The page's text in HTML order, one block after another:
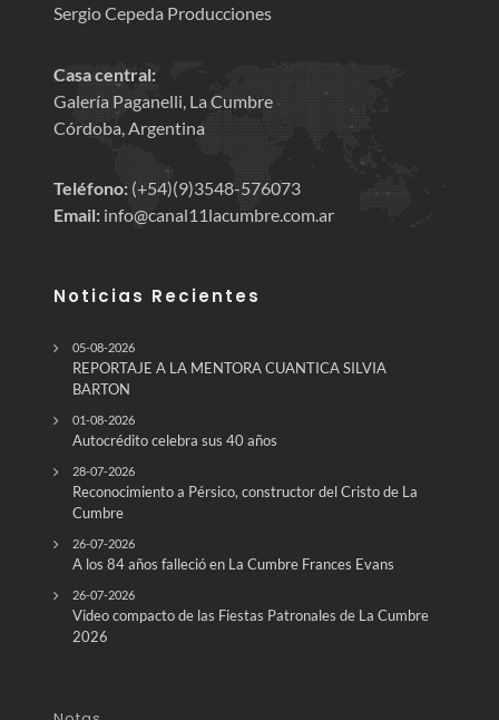
Sergio Cepeda Producciones
Casa central:
Galería Paganelli, La Cumbre
Córdoba, Argentina
Teléfono: (+54)(9)3548-576073
Email: info@canal11lacumbre.com.ar
Noticias Recientes
05-08-2026
REPORTAJE A LA MENTORA CUANTICA SILVIA
BARTON
01-08-2026
Autocrédito celebra sus 40 años
28-07-2026
Reconocimiento a Pérsico, constructor del Cristo de La
Cumbre
26-07-2026
A los 84 años falleció en La Cumbre Frances Evans
26-07-2026
Video compacto de las Fiestas Patronales de La Cumbre
2026